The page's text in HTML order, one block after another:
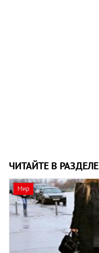
ЧИТАЙТЕ В РАЗДЕЛЕ
Мир